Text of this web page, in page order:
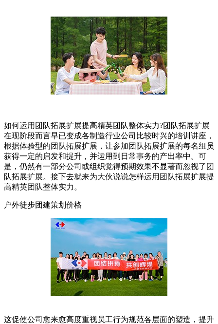
如何运用团队拓展扩展提高精英团队整体实力?团队拓展扩展
在现阶段而言早已变成各制造行业公司比较时兴的培训讲座，
根据体验型的团队拓展扩展，让参加团队拓展扩展的每名组员
获得一定的启发和提升，并运用到日常事务的产出率中。可
是，仍然有一部分公司或组织觉得预期效果不显著而忽视了团
队拓展扩展。接下去就来为大伙说说怎样运用团队拓展扩展提
高精英团队整体实力。
户外徒步团建策划价格
这促使公司愈来愈高度重视员工行为规范各层面的塑造，提升